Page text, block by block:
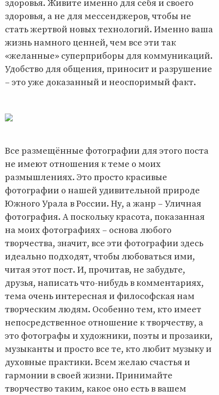
здоровья. Живите именно для себя и своего
здоровья, а не для мессенджеров, чтобы не
стать жертвой новых технологий. Именно ваша
жизнь намного ценней, чем все эти так
«желанные» суперприборы для коммуникаций.
Удобство для общения, приносит и разрушение
– это уже доказанный и неоспоримый факт.
Все размещённые фотографии для этого поста
не имеют отношения к теме о моих
размышлениях. Это просто красивые
фотографии о нашей удивительной природе
Южного Урала в России. Ну, а жанр – Уличная
фотография. А поскольку красота, показанная
на моих фотографиях – основа любого
творчества, значит, все эти фотографии здесь
идеально подходят, чтобы любоваться ими,
читая этот пост. И, прочитав, не забудьте,
друзья, написать что-нибудь в комментариях,
тема очень интересная и философская нам
творческим людям. Особенно тем, кто имеет
непосредственное отношение к творчеству, а
это фотографы и художники, поэты и прозаики,
музыканты и просто все те, кто любит музыку и
духовные практики. Всем желаю счастья и
гармонии в своей жизни. Принимайте
творчество таким, какое оно есть в вашем